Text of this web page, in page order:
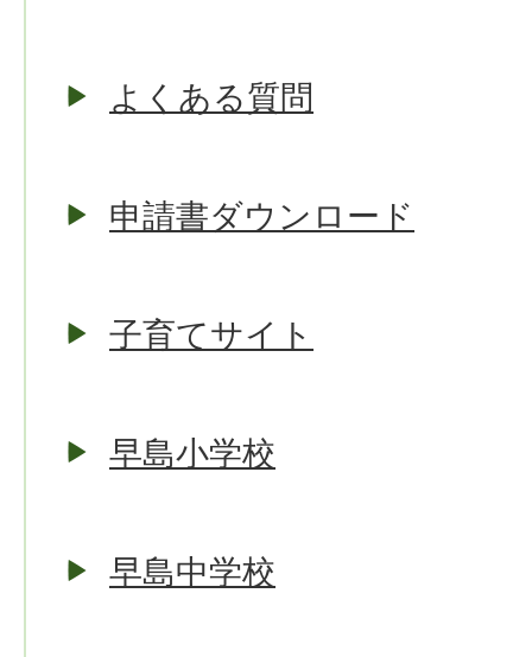
よくある質問
申請書ダウンロード
子育てサイト
早島小学校
早島中学校